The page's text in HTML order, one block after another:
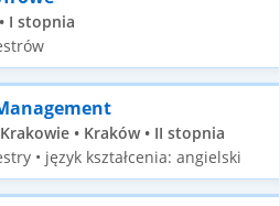
I stopnia
• Kraków • II stopnia
• język kształcenia: angielski